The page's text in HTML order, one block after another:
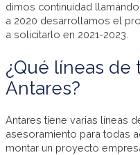
dimos continuidad
a 2020 desarrollamos el
a solicitarlo en 2021-2023.
¿Qué líneas de
Antares?
Antares tiene varias líneas
asesoramiento para todas
montar un proyecto